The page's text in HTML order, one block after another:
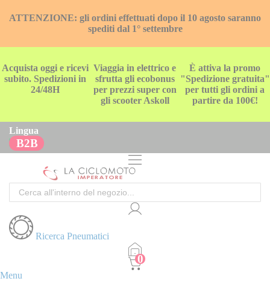
ATTENZIONE: gli ordini effettuati dopo il 10 agosto saranno
spediti dal 1° settembre
Acquista oggi e ricevi
subito. Spedizioni in
24/48H
Viaggia in elettrico e
sfrutta gli ecobonus
per prezzi super con
gli scooter Askoll
È attiva la promo
"Spedizione gratuita"
per tutti gli ordini a
partire da 100€!
Lingua
B2B
Cerca
Ricerca Pneumatici
Menu